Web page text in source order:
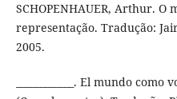
SCHOPENHAUER, Arthur. O
representação. Tradução:
2005.
____________. El mundo